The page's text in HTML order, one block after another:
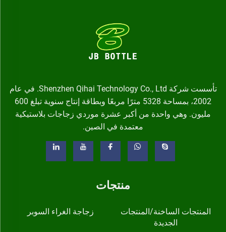
تأسست شركة Shenzhen Qihai Technology Co., Ltd. في عام
2002، بمساحة 5328 مترًا مربعًا وبطاقة إنتاج سنوية تبلغ 600
مليون. وهي واحدة من أكبر عشرة موردي زجاجات بلاستيكية
معتمدة في الصين.
منتجات
المنتجات الساخنة/المنتجات
الجديدة
زجاجة الغراء السوبر